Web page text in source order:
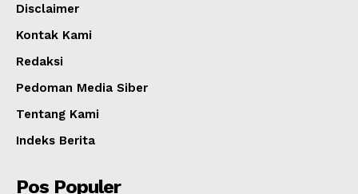
Disclaimer
Kontak Kami
Redaksi
Pedoman Media Siber
Tentang Kami
Indeks Berita
Pos Populer